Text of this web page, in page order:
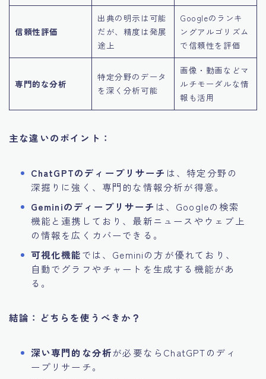
信頼性評価
出典の明示は可能
だが、精度は発展
途上
Googleのランキ
ングアルゴリズム
で信頼性を評価
専門的な分析
特定分野のデータ
を深く分析可能
画像・動画などマ
ルチモーダルな情
報も活用
主な違いのポイント：
ChatGPTのディープリサーチ は、特定分野の
深掘りに強く、専門的な情報分析が得意。
Geminiのディープリサーチ は、Googleの検索
機能と連携しており、最新ニュースやウェブ上
の情報を広くカバーできる。
可視化機能では、Geminiの方が優れており、
自動でグラフやチャートを生成する機能があ
る。
結論：どちらを使うべきか？
深い専門的な分析が必要ならChatGPTのディ
ープリサーチ。